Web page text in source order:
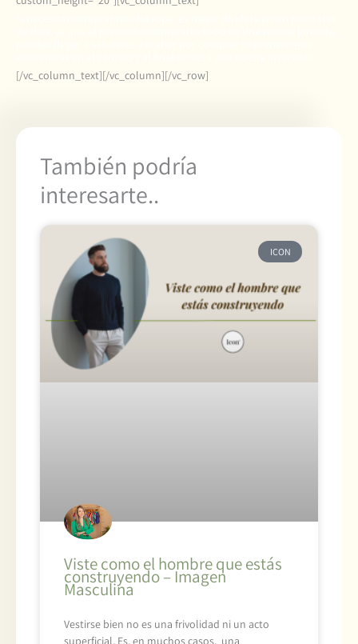
[/vc_column_text][/vc_column][/vc_row]
También podría
interesarte..
ICON
Viste como el hombre que estás
construyendo – Imagen
Masculina
Vestirse bien no es una frivolidad ni un acto
superficial. Es, en muchos casos, una